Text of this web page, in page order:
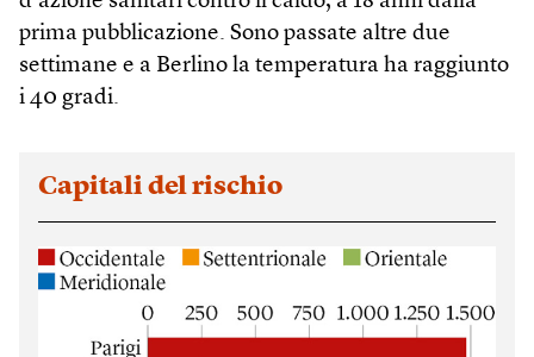
prima pubblicazione. Sono passate altre due
settimane e a Berlino la temperatura ha raggiunto
i 40 gradi.
Capitali del rischio